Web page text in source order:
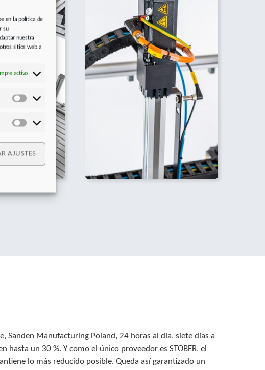
en la política de
su
nuestra
sitios web a
activo
Estadísticas
Márketing
AJUSTES
Sanden Manufacturing Poland, 24 horas al día, siete días a
un 30 %. Y como el único proveedor es STOBER, el
lo más reducido posible. Queda así garantizado un